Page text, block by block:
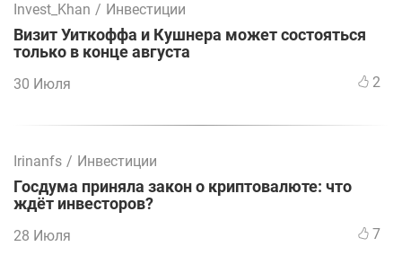
Invest_Khan / Инвестиции
Визит Уиткоффа и Кушнера может состояться
только в конце августа
30 Июля 2
Irinanfs / Инвестиции
Госдума приняла закон о криптовалюте: что
ждёт инвесторов?
28 Июля 7